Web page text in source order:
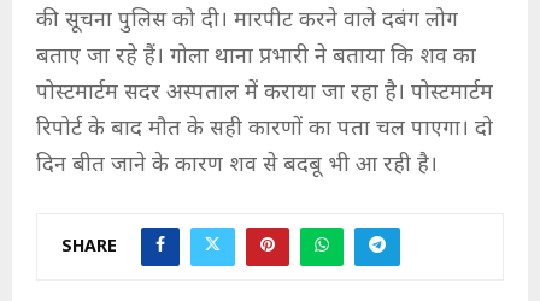
की सूचना पुलिस को दी। मारपीट करने वाले दबंग लोग
बताए जा रहे हैं। गोला थाना प्रभारी ने बताया कि शव का
पोस्टमार्टम सदर अस्पताल में कराया जा रहा है। पोस्टमार्टम
रिपोर्ट के बाद मौत के सही कारणों का पता चल पाएगा। दो
दिन बीत जाने के कारण शव से बदबू भी आ रही है।
SHARE